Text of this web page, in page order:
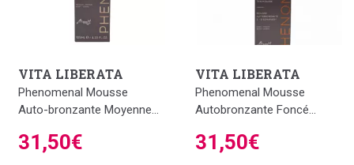
VITA LIBERATA
Phenomenal Mousse
Auto-bronzante Moyenne...
31,50€
VITA LIBERATA
Phenomenal Mousse
Autobronzante Foncé...
31,50€